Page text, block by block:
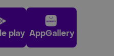
play AppGallery